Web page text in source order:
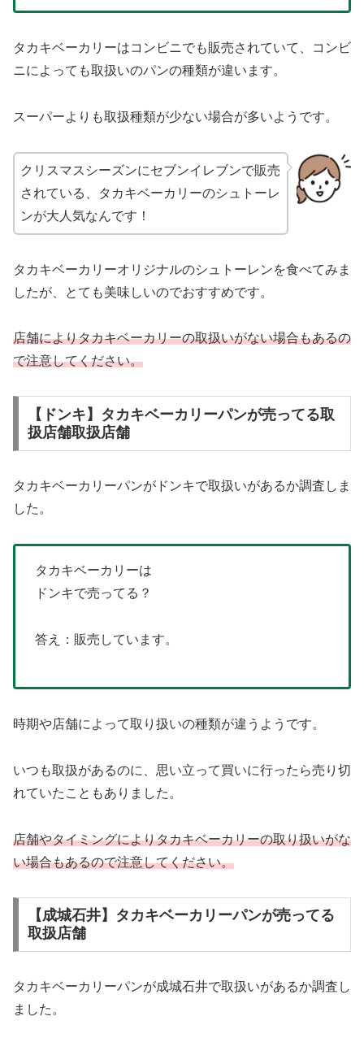
タカキベーカリーはコンビニでも販売されていて、コンビ
ニによっても取扱いのパンの種類が違います。
スーパーよりも取扱種類が少ない場合が多いようです。
クリスマスシーズンにセブンイレブンで販売
されている、タカキベーカリーのシュトーレ
ンが大人気なんです！
タカキベーカリーオリジナルのシュトーレンを食べてみま
したが、とても美味しいのでおすすめです。
店舗によりタカキベーカリーの取扱いがない場合もあるの
で注意してください。
【ドンキ】タカキベーカリーパンが売ってる取
扱店舗取扱店舗
タカキベーカリーパンがドンキで取扱いがあるか調査しま
した。
タカキベーカリーは
ドンキで売ってる？
答え：販売しています。
時期や店舗によって取り扱いの種類が違うようです。
いつも取扱があるのに、思い立って買いに行ったら売り切
れていたこともありました。
店舗やタイミングによりタカキベーカリーの取り扱いがな
い場合もあるので注意してください。
【成城石井】タカキベーカリーパンが売ってる
取扱店舗
タカキベーカリーパンが成城石井で取扱いがあるか調査し
ました。